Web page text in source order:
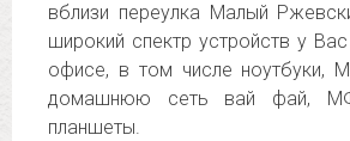
вблизи переулка Малый
широкий спектр устройств у
офисе, в том числе ноутбуки,
домашнюю сеть вай фай,
планшеты.